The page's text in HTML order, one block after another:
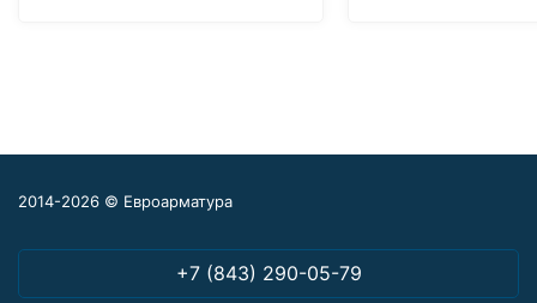
2014-2026 © Евроарматура
+7 (843) 290-05-79